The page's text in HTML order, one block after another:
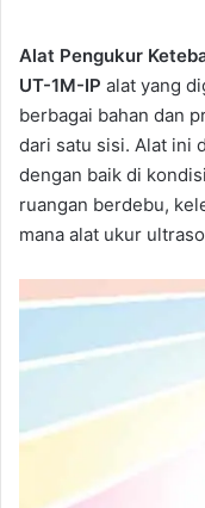
Alat Pengukur
UT-1M-IP alat yang
berbagai bahan dan
dari satu sisi. Alat ini
dengan baik di
ruangan berdebu,
mana alat ukur